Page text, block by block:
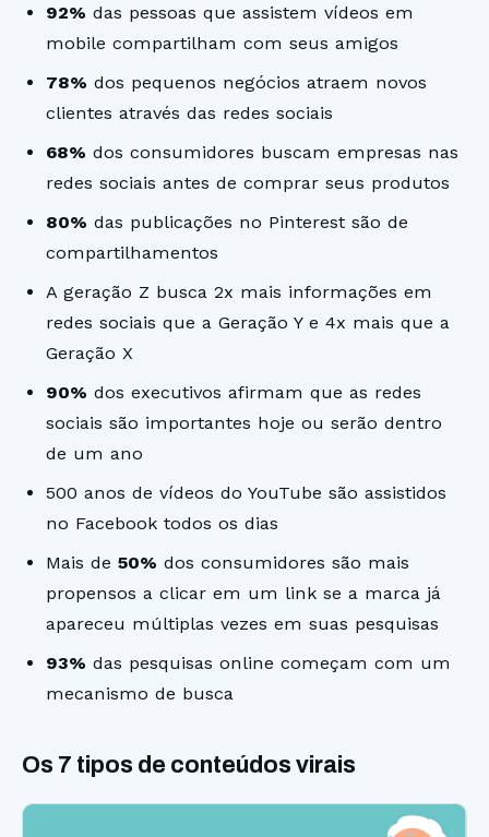
92% das pessoas que assistem vídeos em
mobile compartilham com seus amigos
78% dos pequenos negócios atraem novos
clientes através das redes sociais
68% dos consumidores buscam empresas nas
redes sociais antes de comprar seus produtos
80% das publicações no Pinterest são de
compartilhamentos
A geração Z busca 2x mais informações em
redes sociais que a Geração Y e 4x mais que a
Geração X
90% dos executivos afirmam que as redes
sociais são importantes hoje ou serão dentro
de um ano
500 anos de vídeos do YouTube são assistidos
no Facebook todos os dias
Mais de50% dos consumidores são mais
propensos a clicar em um link se a marca já
apareceu múltiplas vezes em suas pesquisas
93% das pesquisas online começam com um
mecanismo de busca
Os 7 tipos de conteúdos virais